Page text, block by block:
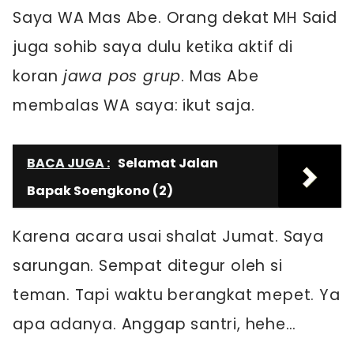
Saya WA Mas Abe. Orang dekat MH Said
juga sohib saya dulu ketika aktif di
koran jawa pos grup. Mas Abe
membalas WA saya: ikut saja.
BACA JUGA : Selamat Jalan
Bapak Soengkono (2)
Karena acara usai shalat Jumat. Saya
sarungan. Sempat ditegur oleh si
teman. Tapi waktu berangkat mepet. Ya
apa adanya. Anggap santri, hehe…